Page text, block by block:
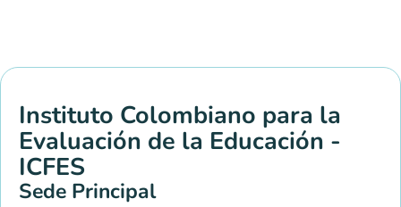
Instituto Colombiano para la
Evaluación de la Educación -
ICFES
Sede Principal